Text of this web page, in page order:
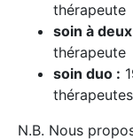
thérapeute
soin à
thérapeute
soin duo :
thérapeutes
N.B. Nous